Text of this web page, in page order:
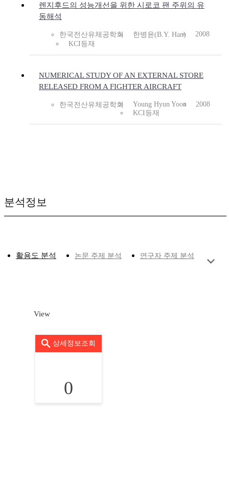
렌지후드의 성능개선을 위한 시로코 팬 주위의 유
동해석
한국전산유체공학회 한병윤(B.Y. Han)
2008
KCI등재
NUMERICAL STUDY OF AN EXTERNAL STORE
RELEASED FROM A FIGHTER AIRCRAFT
한국전산유체공학회 Young Hyun Yoon
2008
KCI등재
분석정보
활용도 분석 논문 주제 분석 연구자 주제 분석
View
상세정보조회
0